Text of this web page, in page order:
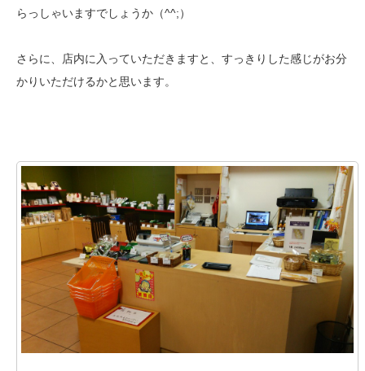
らっしゃいますでしょうか（^^;）
さらに、店内に入っていただきますと、すっきりした感じがお分
かりいただけるかと思います。